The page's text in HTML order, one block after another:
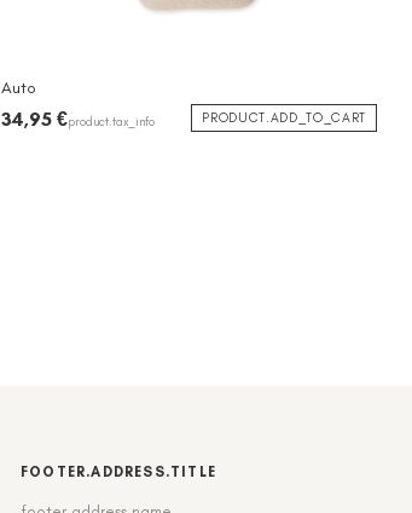
Auto
34,95 €product.tax_info PRODUCT.ADD_TO_CART
FOOTER.ADDRESS.TITLE